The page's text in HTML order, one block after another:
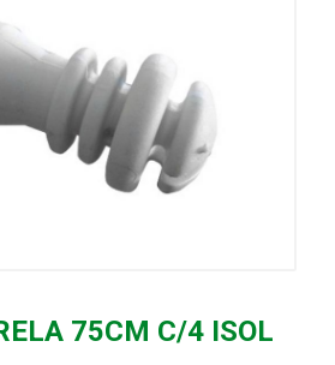
75CM C/4 ISOL